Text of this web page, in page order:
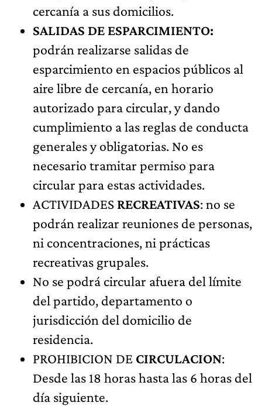
cercanía a sus domicilios.
SALIDAS DE ESPARCIMIENTO:
podrán realizarse salidas de
esparcimiento en espacios públicos al
aire libre de cercanía, en horario
autorizado para circular, y dando
cumplimiento a las reglas de conducta
generales y obligatorias. No es
necesario tramitar permiso para
circular para estas actividades.
ACTIVIDADES RECREATIVAS: no se
podrán realizar reuniones de personas,
ni concentraciones, ni prácticas
recreativas grupales.
No se podrá circular afuera del límite
del partido, departamento o
jurisdicción del domicilio de
residencia.
PROHIBICION DE CIRCULACION:
Desde las 18 horas hasta las 6 horas del
día siguiente.